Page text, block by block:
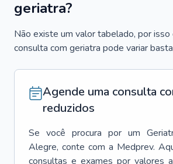
geriatra?
Não existe um valor tabelado, por isso
consulta com geriatra pode variar
Agende uma consulta
reduzidos
Se você procura por um
Alegre, conte com a Medprev.
consultas e exames por valores